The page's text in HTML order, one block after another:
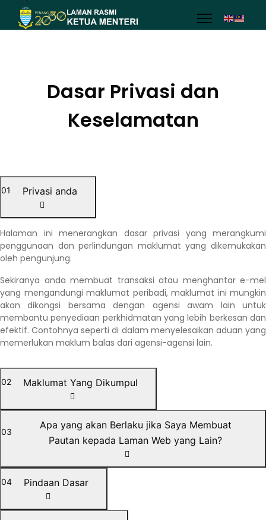
Dasar Privasi dan
Keselamatan
01 Privasi anda
Halaman ini menerangkan dasar privasi yang merangkumi
penggunaan dan perlindungan maklumat yang dikemukakan
oleh pengunjung.
Sekiranya anda membuat transaksi atau menghantar e-mel
yang mengandungi maklumat peribadi, maklumat ini mungkin
akan dikongsi bersama dengan agensi awam lain untuk
membantu penyediaan perkhidmatan yang lebih berkesan dan
efektif. Contohnya seperti di dalam menyelesaikan aduan yang
memerlukan maklum balas dari agensi-agensi lain.
02 Maklumat Yang Dikumpul
03
Apa yang akan Berlaku jika Saya Membuat
Pautan kepada Laman Web yang Lain?
04 Pindaan Dasar